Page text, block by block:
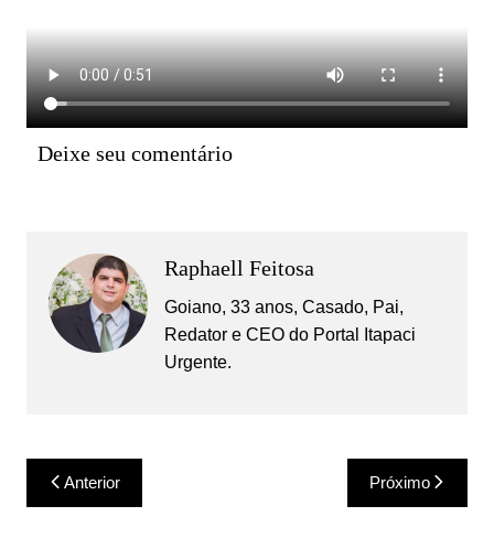
Deixe seu comentário
Raphaell Feitosa
Goiano, 33 anos, Casado, Pai,
Redator e CEO do Portal Itapaci
Urgente.
Navegação
de
Anterior Próximo